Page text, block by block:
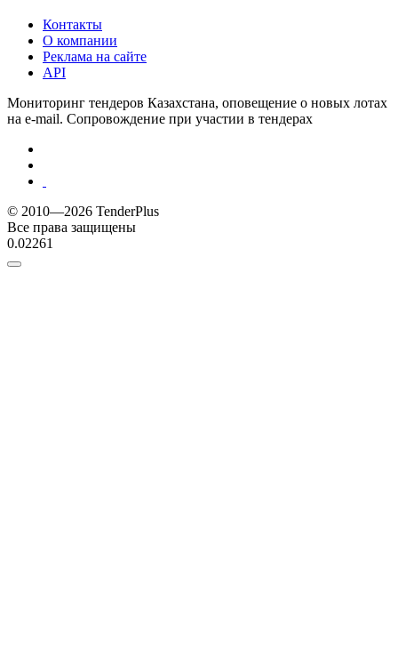
Контакты
О компании
Реклама на сайте
API
Мониторинг тендеров Казахстана, оповещение о новых лотах
на e-mail. Сопровождение при участии в тендерах
© 2010—2026 TenderPlus
Все права защищены
0.02261